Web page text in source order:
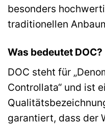
besonders
traditionellen
Was bedeutet DOC?
DOC steht für
Controllata“ und ist
garantiert, dass der